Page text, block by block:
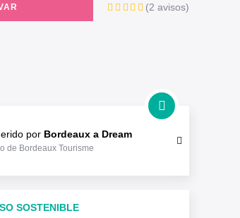
(2 avisos)
por Bordeaux a Dream
de Bordeaux Tourisme
SOSTENIBLE